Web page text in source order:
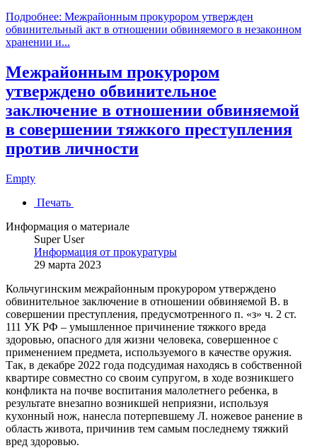
Подробнее: Межрайонным прокурором утвержден
обвинительный акт в отношении обвиняемого в незаконном
хранении и...
Межрайонным прокурором
утверждено обвинительное
заключение в отношении обвиняемой
в совершении тяжкого преступления
против личности
Empty
Печать
Информация о материале
Super User
Информация от прокуратуры
29 марта 2023
Кольчугинским межрайонным прокурором утверждено
обвинительное заключение в отношении обвиняемой В. в
совершении преступления, предусмотренного п. «з» ч. 2 ст.
111 УК РФ – умышленное причинение тяжкого вреда
здоровью, опасного для жизни человека, совершенное с
применением предмета, используемого в качестве оружия.
Так, в декабре 2022 года подсудимая находясь в собственной
квартире совместно со своим супругом, в ходе возникшего
конфликта на почве воспитания малолетнего ребенка, в
результате внезапно возникшей неприязни, используя
кухонный нож, нанесла потерпевшему Л. ножевое ранение в
область живота, причинив тем самым последнему тяжкий
вред здоровью.